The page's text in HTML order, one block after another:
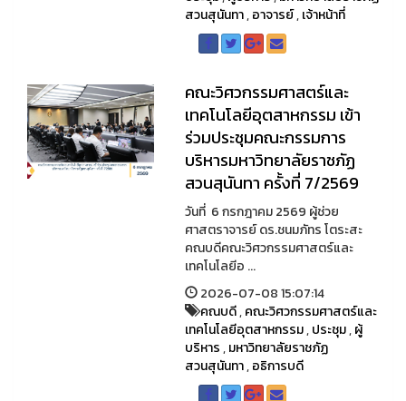
สวนสุนันทา,อาจารย์,เจ้าหน้าที่
คณะวิศวกรรมศาสตร์และ
เทคโนโลยีอุตสาหกรรม เข้า
ร่วมประชุมคณะกรรมการ
บริหารมหาวิทยาลัยราชภัฏ
สวนสุนันทา ครั้งที่ 7/2569
วันที่ 6 กรกฎาคม 2569 ผู้ช่วย
ศาสตราจารย์ ดร.ชนมภัทร โตระสะ
คณบดีคณะวิศวกรรมศาสตร์และ
เทคโนโลยีอ ...
2026-07-08 15:07:14
คณบดี,คณะวิศวกรรมศาสตร์และ
เทคโนโลยีอุตสาหกรรม,ประชุม,ผู้
บริหาร,มหาวิทยาลัยราชภัฏ
สวนสุนันทา,อธิการบดี